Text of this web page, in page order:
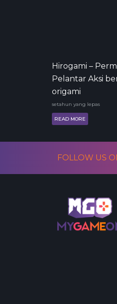
Hirogami –
Pelantar Aksi
origami
setahun yang lepas
READ MORE
FOLLOW US